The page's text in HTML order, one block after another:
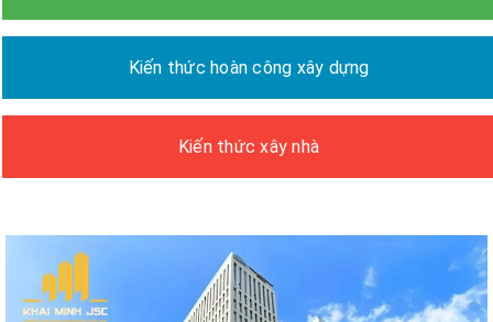
Kiến thức hoàn công xây dựng
Kiến thức xây nhà